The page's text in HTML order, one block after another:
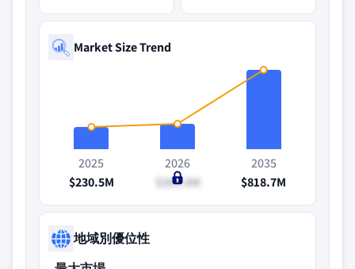
Market Size Trend
2025
$230.5M
2026
$263.6M
2035
$818.7M
地域別優位性